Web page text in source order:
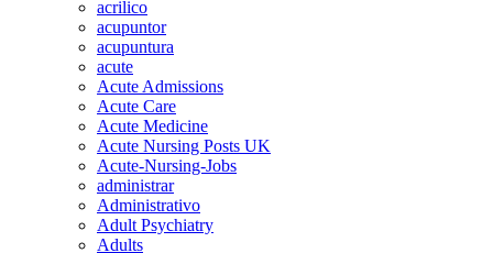
acrilico
acupuntor
acupuntura
acute
Acute Admissions
Acute Care
Acute Medicine
Acute Nursing Posts UK
Acute-Nursing-Jobs
administrar
Administrativo
Adult Psychiatry
Adults